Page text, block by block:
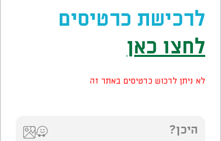
לרכישת כרטיסים
לחצו כאן
לא ניתן לרכוש כרטיסים באתר זה
היכן?